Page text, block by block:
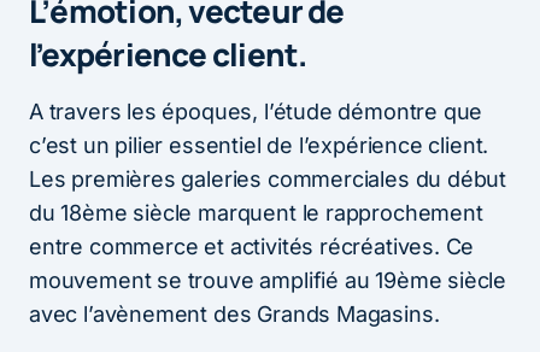
L’émotion, vecteur de
l’expérience client.
A travers les époques, l’étude démontre que
c’est un pilier essentiel de l’expérience client.
Les premières galeries commerciales du début
du 18ème siècle marquent le rapprochement
entre commerce et activités récréatives. Ce
mouvement se trouve amplifié au 19ème siècle
avec l’avènement des Grands Magasins.